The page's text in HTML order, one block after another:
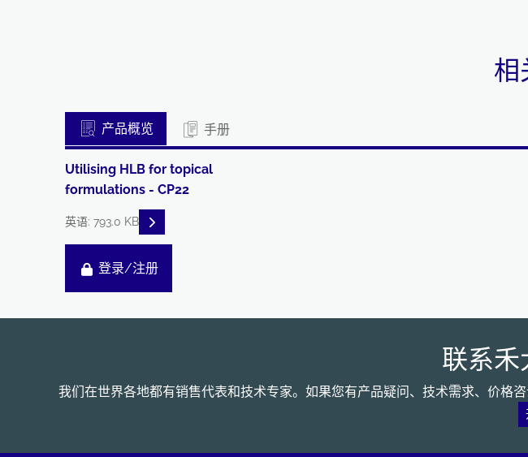
相
产品概览 手册
Utilising HLB for topical
formulations - CP22
英语: 793.0 KB READ DESCRIPTIONS
登录/注册
联系禾
我们在世界各地都有销售代表和技术专家。如果您有产品疑问、技术需求、价格